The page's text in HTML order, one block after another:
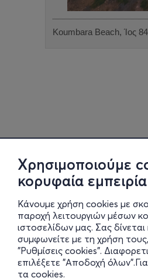
Χρησιμοποιούμε
κορυφαία
Κάνουμε χρήση cookies με
παροχή λειτουργιών μέσων
ιστοσελίδων μας. Σας
συμφωνείτε με τη χρήση
"Ρυθμίσεις cookies".
επιλέξετε "Αποδοχή
τα cookies.
Koumbara Beach, Ίος